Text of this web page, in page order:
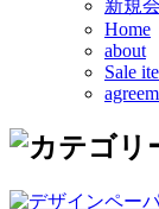
新規
Home
about
Sale